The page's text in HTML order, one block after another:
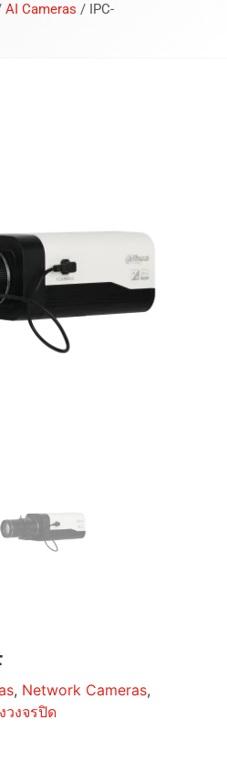
AI Cameras / IPC-
, Network Cameras,
วงจรปิด